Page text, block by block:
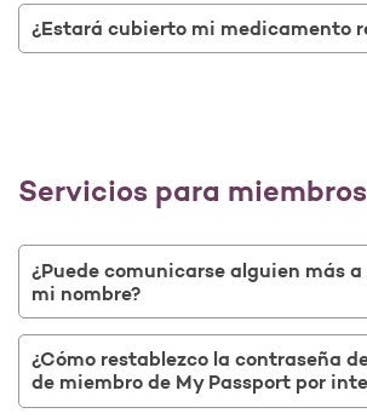
¿Estará cubierto mi medicamento
Servicios para miembros
¿Puede comunicarse alguien más a
mi nombre?
¿Cómo restablezco la contraseña
de miembro de My Passport por